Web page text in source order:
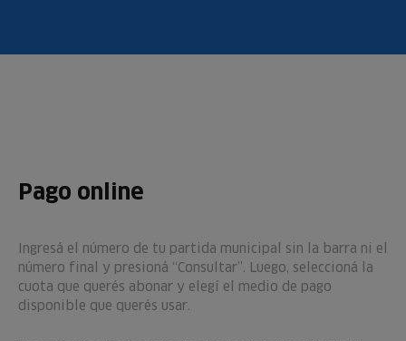
Pago online
Ingresá el número de tu partida municipal sin la barra ni el
número final y presioná “Consultar”. Luego, seleccioná la
cuota que querés abonar y elegí el medio de pago
disponible que querés usar.